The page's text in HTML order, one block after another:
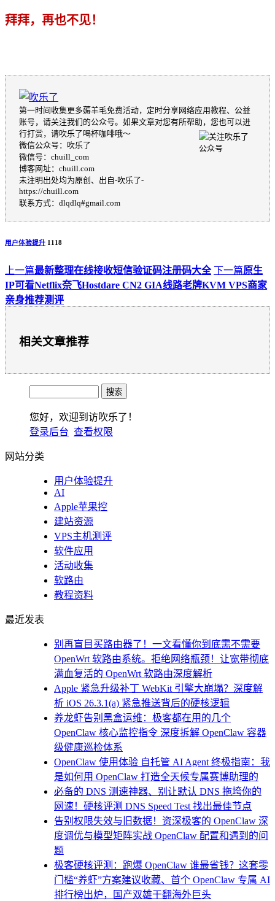
拜拜，再也不见！
第一时间收集更多薅羊毛免费活动，定时分享网络应用教程、公益
账号，请关注我们的公众号。如果文章对您有所帮助，您也可以进
行打赏，请吹乐了喝杯咖啡哦～
微信公众号：吹乐了
微信号：chuill_com
博客网址：chuill.com
未注明出处均为原创、出自-吹乐了-
https://chuill.com
联系方式：dlqdlq#gmail.com
用户体验提升 1118
上一篇最新整理在线接收短信验证码注册码大全 下一篇原生
IP可看Netflix奈飞Hostdare CN2 GIA线路老牌KVM VPS商家
亲身推荐测评
相关文章推荐
您好，欢迎到访吹乐了！
登录后台 查看权限
网站分类
用户体验提升
AI
Apple苹果控
建站资源
VPS主机测评
软件应用
活动收集
软路由
教程资料
最近发表
别再盲目买路由器了！一文看懂你到底需不需要
OpenWrt 软路由系统。拒绝网络瓶颈！让宽带彻底
满血复活的 OpenWrt 软路由深度解析
Apple 紧急升级补丁 WebKit 引擎大崩塌？深度解
析 iOS 26.3.1(a) 紧急推送背后的硬核逻辑
养龙虾告别黑盒运维：极客都在用的几个
OpenClaw 核心监控指令 深度拆解 OpenClaw 容器
级健康巡检体系
OpenClaw 使用体验 自托管 AI Agent 终极指南：我
是如何用 OpenClaw 打造全天候专属赛博助理的
必备的 DNS 测速神器、别让默认 DNS 拖垮你的
网速！硬核评测 DNS Speed Test 找出最佳节点
告别权限失效与旧数据！资深极客的 OpenClaw 深
度调优与模型矩阵实战 OpenClaw 配置和遇到的问
题
极客硬核评测：跑爆 OpenClaw 谁最省钱？这套零
门槛“养虾”方案建议收藏、首个 OpenClaw 专属 AI
排行榜出炉，国产双雄干翻海外巨头